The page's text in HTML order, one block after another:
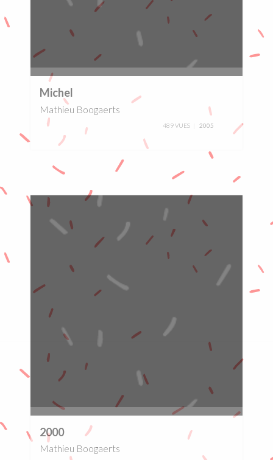
Michel
Mathieu Boogaerts
489 VUES 2005
2000
Mathieu Boogaerts